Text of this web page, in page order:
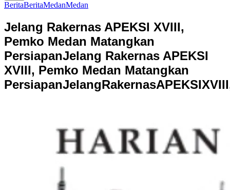
BeritaBeritaMedanMedan
Jelang Rakernas APEKSI XVIII,
Pemko Medan Matangkan
PersiapanJelang Rakernas APEKSI
XVIII, Pemko Medan Matangkan
PersiapanJelangRakernasAPEKSIXVIII